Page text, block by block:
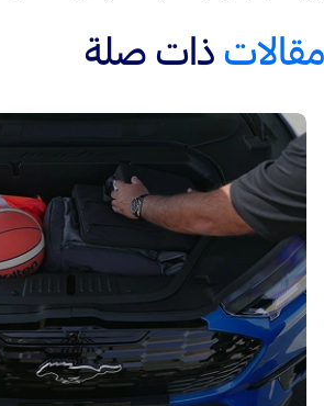
مقالات ذات صلة